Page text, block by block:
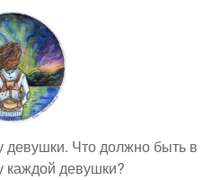
девушки. Что должно быть в
каждой девушки?